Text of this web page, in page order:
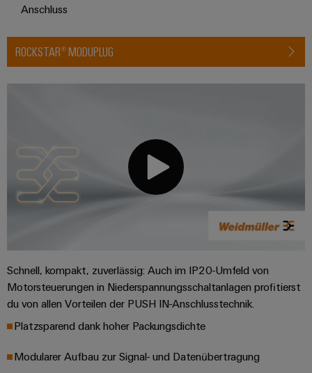
Anschluss
ROCKSTAR® MODUPLUG
Schnell, kompakt, zuverlässig: Auch im IP20-Umfeld von
Motorsteuerungen in Niederspannungsschaltanlagen profitierst
du von allen Vorteilen der PUSH IN-Anschlusstechnik.
Platzsparend dank hoher Packungsdichte
Modularer Aufbau zur Signal- und Datenübertragung